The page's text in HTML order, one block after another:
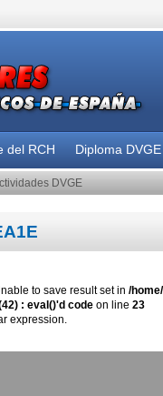
del RCH Diploma DVGE
DVGE
to save result set in /
: eval()'d codeon line 23
expression.